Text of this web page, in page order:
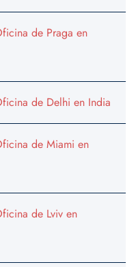
de Praga en
de Delhi en India
de Miami en
de Lviv en